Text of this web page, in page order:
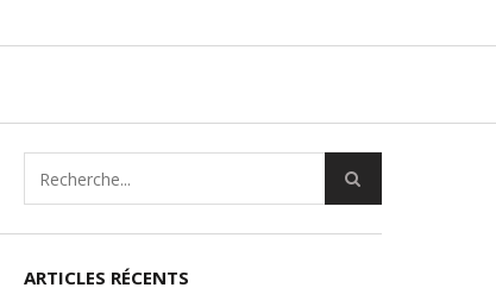
ARTICLES RÉCENTS